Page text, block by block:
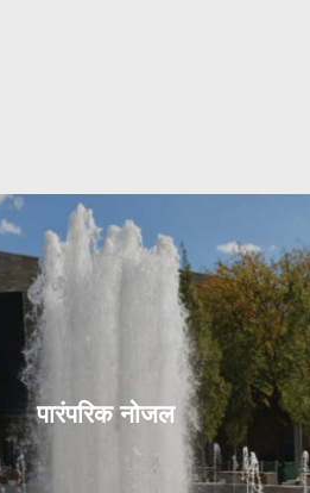
पारंपरिक नोजल